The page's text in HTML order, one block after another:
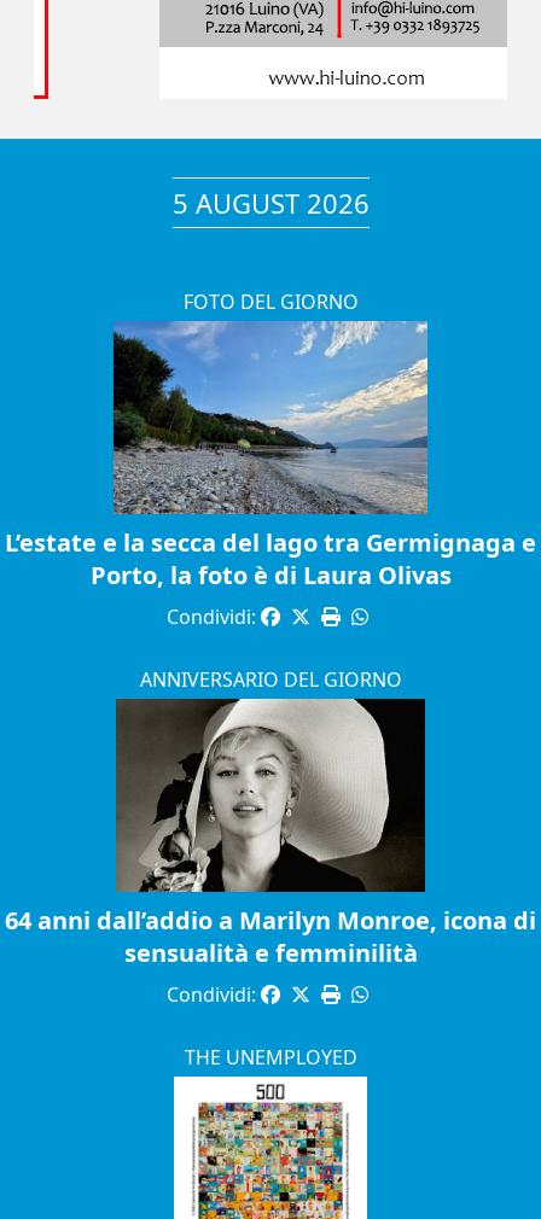
5 AUGUST 2026
FOTO DEL GIORNO
L’estate e la secca del lago tra Germignaga e
Porto, la foto è di Laura Olivas
Condividi:
ANNIVERSARIO DEL GIORNO
64 anni dall’addio a Marilyn Monroe, icona di
sensualità e femminilità
Condividi:
THE UNEMPLOYED